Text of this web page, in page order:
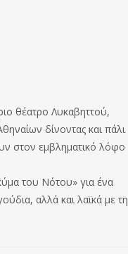
θέατρο Λυκαβηττού,
δίνοντας και πάλι
στον εμβληματικό λόφο
του Νότου» για ένα
αλλά και λαϊκά με τη